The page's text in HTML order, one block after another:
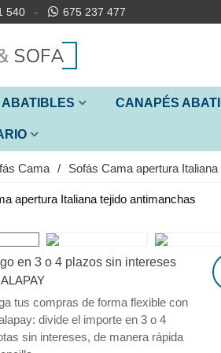
540 675 237 477
CANAPÉS
Cama / Sofás Cama apertura Italiana
en 3 o 4 plazos sin intereses
tus compras de forma flexible con
divide el importe en 3 o 4
sin intereses, de manera rápida